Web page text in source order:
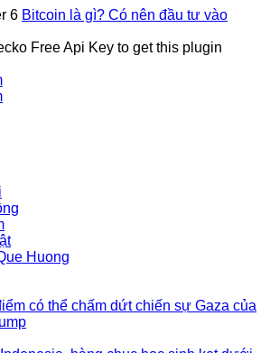
6 Bitcoin là gì? Có nên đầu tư vào
Free Api Key to get this plugin
Huong
có thể chấm dứt chiến sự Gaza của